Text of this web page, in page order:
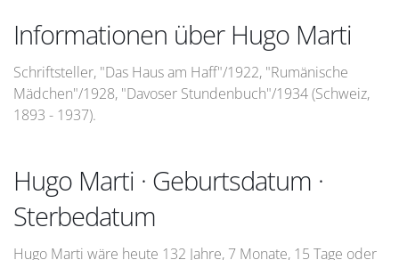
Informationen über Hugo Marti
Schriftsteller, "Das Haus am Haff"/1922, "Rumänische
Mädchen"/1928, "Davoser Stundenbuch"/1934 (Schweiz,
1893 - 1937).
Hugo Marti · Geburtsdatum ·
Sterbedatum
Hugo Marti wäre heute 132 Jahre, 7 Monate, 15 Tage oder